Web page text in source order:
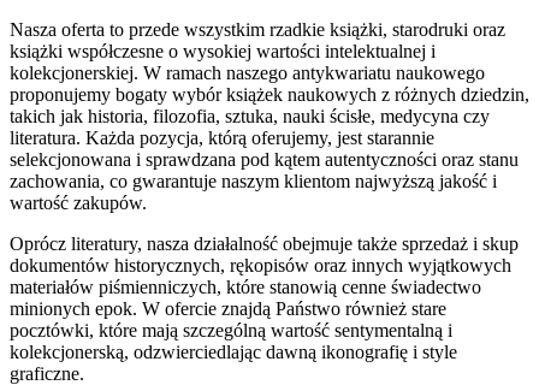
Nasza oferta to przede wszystkim rzadkie książki, starodruki oraz
książki współczesne o wysokiej wartości intelektualnej i
kolekcjonerskiej. W ramach naszego antykwariatu naukowego
proponujemy bogaty wybór książek naukowych z różnych dziedzin,
takich jak historia, filozofia, sztuka, nauki ścisłe, medycyna czy
literatura. Każda pozycja, którą oferujemy, jest starannie
selekcjonowana i sprawdzana pod kątem autentyczności oraz stanu
zachowania, co gwarantuje naszym klientom najwyższą jakość i
wartość zakupów.
Oprócz literatury, nasza działalność obejmuje także sprzedaż i skup
dokumentów historycznych, rękopisów oraz innych wyjątkowych
materiałów piśmienniczych, które stanowią cenne świadectwo
minionych epok. W ofercie znajdą Państwo również stare
pocztówki, które mają szczególną wartość sentymentalną i
kolekcjonerską, odzwierciedlając dawną ikonografię i style
graficzne.